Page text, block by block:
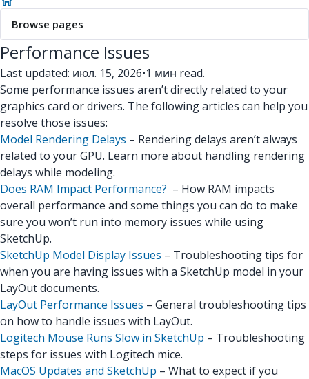
Browse pages
Performance Issues
Last updated: июл. 15, 2026•1 мин read.
Some performance issues aren’t directly related to your
graphics card or drivers. The following articles can help you
resolve those issues:
Model Rendering Delays – Rendering delays aren’t always
related to your GPU. Learn more about handling rendering
delays while modeling.
Does RAM Impact Performance? – How RAM impacts
overall performance and some things you can do to make
sure you won’t run into memory issues while using
SketchUp.
SketchUp Model Display Issues – Troubleshooting tips for
when you are having issues with a SketchUp model in your
LayOut documents.
LayOut Performance Issues – General troubleshooting tips
on how to handle issues with LayOut.
Logitech Mouse Runs Slow in SketchUp – Troubleshooting
steps for issues with Logitech mice.
MacOS Updates and SketchUp – What to expect if you